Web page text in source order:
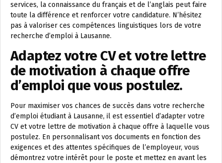
services, la connaissance du français et de l’anglais peut faire
toute la différence et renforcer votre candidature. N’hésitez
pas à valoriser ces compétences linguistiques lors de votre
recherche d’emploi à Lausanne.
Adaptez votre CV et votre lettre
de motivation à chaque offre
d’emploi que vous postulez.
Pour maximiser vos chances de succès dans votre recherche
d’emploi étudiant à Lausanne, il est essentiel d’adapter votre
CV et votre lettre de motivation à chaque offre à laquelle vous
postulez. En personnalisant vos documents en fonction des
exigences et des attentes spécifiques de l’employeur, vous
démontrez votre intérêt pour le poste et mettez en avant les